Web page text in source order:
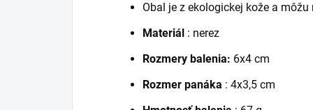
Obal je z ekologickej kože a môžu
Materiál : nerez
Rozmery balenia: 6x4 cm
Rozmer panáka : 4x3,5 cm